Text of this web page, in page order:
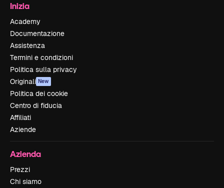
Inizia
Academy
Documentazione
Assistenza
Termini e condizioni
Politica sulla privacy
Originali New
Politica dei cookie
Centro di fiducia
Affiliati
Aziende
Azienda
Prezzi
Chi siamo